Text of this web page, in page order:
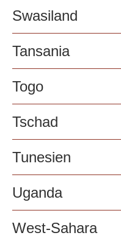
Swasiland
Tansania
Togo
Tschad
Tunesien
Uganda
West-Sahara